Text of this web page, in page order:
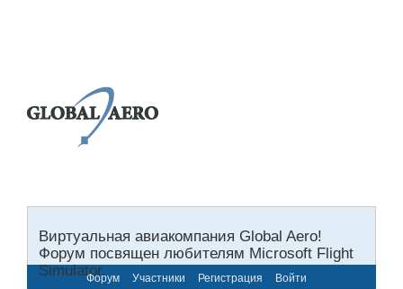
Виртуальная авиакомпания Global Aero!
Форум посвящен любителям Microsoft Flight
Simulator.
Форум Участники Регистрация Войти